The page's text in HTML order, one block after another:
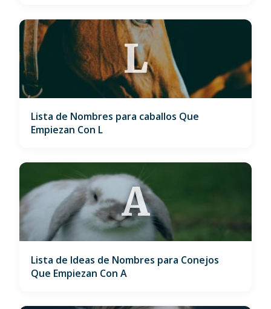
L
Lista de Nombres para caballos Que
Empiezan Con L
A
Lista de Ideas de Nombres para Conejos
Que Empiezan Con A